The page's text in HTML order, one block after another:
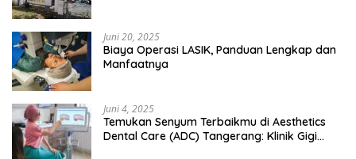
Juni 20, 2025
Biaya Operasi LASIK, Panduan Lengkap dan
Manfaatnya
Juni 4, 2025
Temukan Senyum Terbaikmu di Aesthetics
Dental Care (ADC) Tangerang: Klinik Gigi